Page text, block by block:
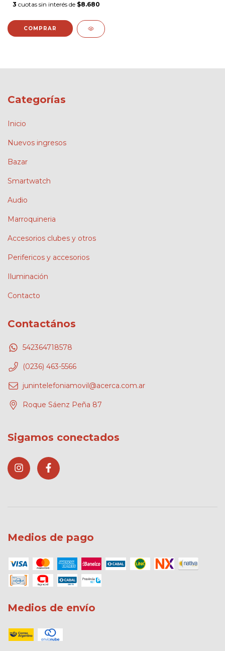
3 cuotas sin interés de $8.680
Categorías
Inicio
Nuevos ingresos
Bazar
Smartwatch
Audio
Marroquineria
Accesorios clubes y otros
Perifericos y accesorios
Iluminación
Contacto
Contactános
542364718578
(0236) 463-5566
junintelefoniamovil@acerca.com.ar
Roque Sáenz Peña 87
Sigamos conectados
Medios de pago
Medios de envío